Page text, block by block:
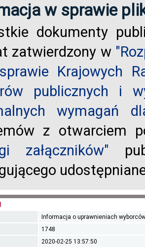
w sprawie
dokumenty
zatwierdzony w
Krajowych
publicznych i
wymagań
z otwarciem
załączników"
Informacja o uprawnieniach
1748
2020-02-25 13:57:50